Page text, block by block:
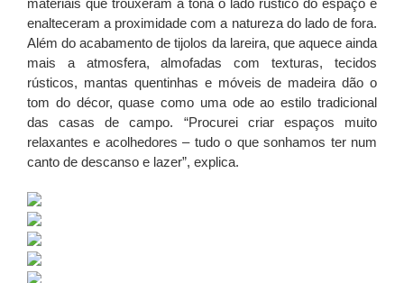
materiais que trouxeram à tona o lado rústico do espaço e
enalteceram a proximidade com a natureza do lado de fora.
Além do acabamento de tijolos da lareira, que aquece ainda
mais a atmosfera, almofadas com texturas, tecidos
rústicos, mantas quentinhas e móveis de madeira dão o
tom do décor, quase como uma ode ao estilo tradicional
das casas de campo. “Procurei criar espaços muito
relaxantes e acolhedores – tudo o que sonhamos ter num
canto de descanso e lazer”, explica.